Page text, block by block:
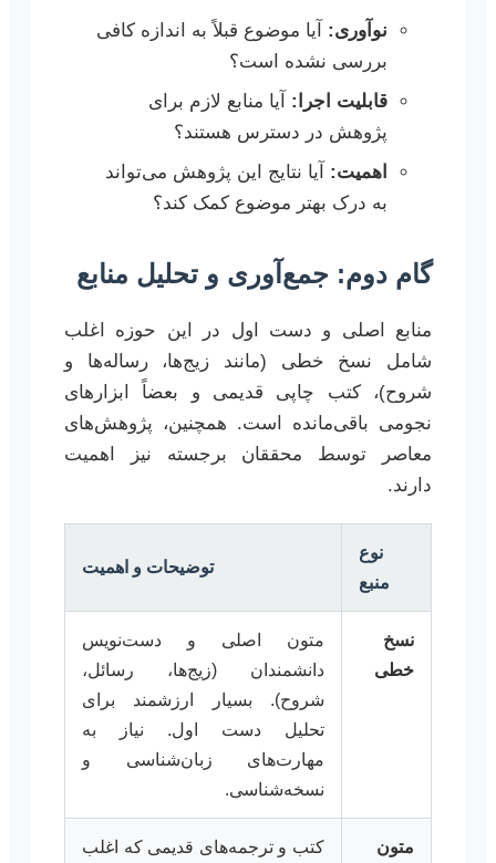
نوآوری: آیا موضوع قبلاً به اندازه کافی
بررسی نشده است؟
قابلیت اجرا: آیا منابع لازم برای
پژوهش در دسترس هستند؟
اهمیت: آیا نتایج این پژوهش می‌تواند
به درک بهتر موضوع کمک کند؟
گام دوم: جمع‌آوری و تحلیل منابع
منابع اصلی و دست اول در این حوزه اغلب
شامل نسخ خطی (مانند زیج‌ها، رساله‌ها و
شروح)، کتب چاپی قدیمی و بعضاً ابزارهای
نجومی باقی‌مانده است. همچنین، پژوهش‌های
معاصر توسط محققان برجسته نیز اهمیت
دارند.
نوع
منبع
توضیحات و اهمیت
نسخ
خطی
متون اصلی و دست‌نویس
دانشمندان (زیج‌ها، رسائل،
شروح). بسیار ارزشمند برای
تحلیل دست اول. نیاز به
مهارت‌های زبان‌شناسی و
نسخه‌شناسی.
متون
کتب و ترجمه‌های قدیمی که اغلب